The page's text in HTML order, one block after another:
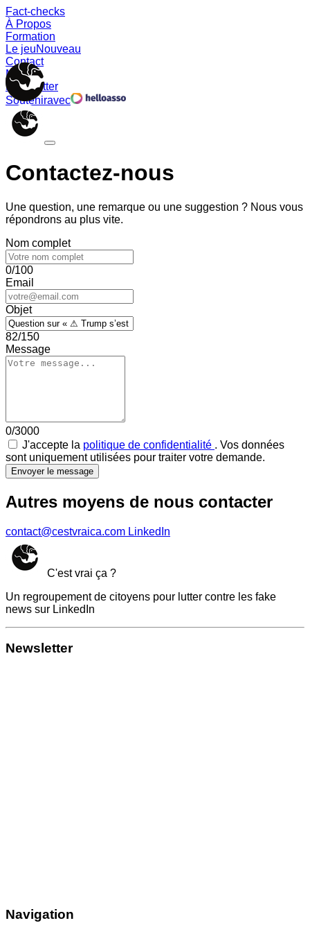
Fact-checks
À Propos
Formation
Le jeuNouveau
Contact
Memes
Newsletter
Souteniravec
Contactez-nous
Une question, une remarque ou une suggestion ? Nous vous
répondrons au plus vite.
Nom complet
0/100
Email
Objet
82/150
Message
0/3000
J'accepte la politique de confidentialité . Vos données
sont uniquement utilisées pour traiter votre demande.
Envoyer le message
Autres moyens de nous contacter
contact@cestvraica.com LinkedIn
C'est vrai ça ?
Un regroupement de citoyens pour lutter contre les fake
news sur LinkedIn
Newsletter
Navigation